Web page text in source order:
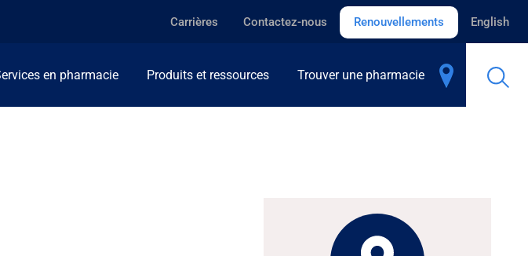
Carrières Contactez-nous Renouvellements English
en pharmacie Produits et ressources Trouver une pharmacie